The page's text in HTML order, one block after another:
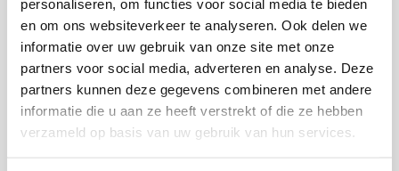
personaliseren, om functies voor social media te bieden
en om ons websiteverkeer te analyseren. Ook delen we
informatie over uw gebruik van onze site met onze
partners voor social media, adverteren en analyse. Deze
partners kunnen deze gegevens combineren met andere
informatie die u aan ze heeft verstrekt of die ze hebben
verzameld op basis van uw gebruik van hun services.